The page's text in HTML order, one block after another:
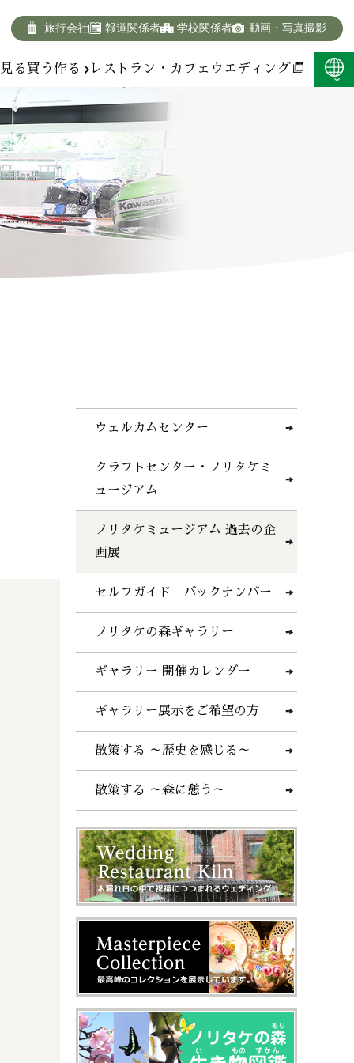
旅行会社 報道関係者 学校関係者 動画・写真撮影
見る 買う作る レストラン・カフェ ウエディング
ウェルカムセンター
クラフトセンター・ノリタケミ
ュージアム
ノリタケミュージアム 過去の企
画展
セルフガイド バックナンバー
ノリタケの森ギャラリー
ギャラリー 開催カレンダー
ギャラリー展示をご希望の方
散策する ～歴史を感じる～
散策する ～森に憩う～